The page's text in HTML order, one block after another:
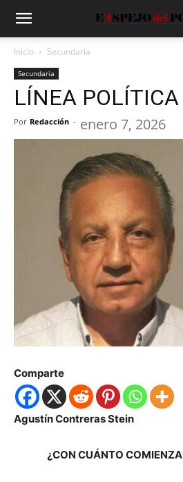
Inicio Secundaria
Secundaria
LÍNEA POLÍTICA
Por Redacción - enero 7, 2026
Comparte
Agustín Contreras Stein
¿CON CUÁNTO